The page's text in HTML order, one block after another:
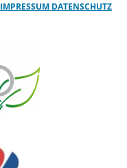
IMPRESSUM DATENSCHUTZ